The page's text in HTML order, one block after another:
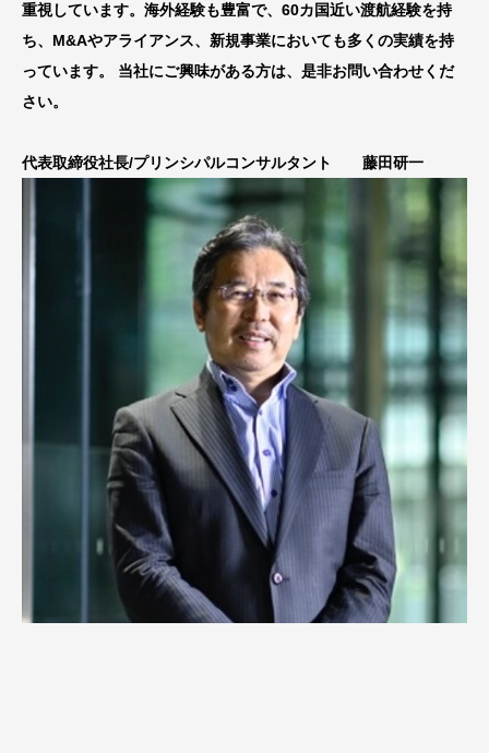
重視しています。海外経験も豊富で、60カ国近い渡航経験を持
ち、M&Aやアライアンス、新規事業においても多くの実績を持
っています。 当社にご興味がある方は、是非お問い合わせくだ
さい。
代表取締役社長/プリンシパルコンサルタント 藤田研一